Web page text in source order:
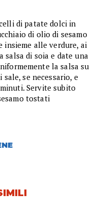
di patate dolci in
di olio di sesamo
alle verdure, ai
salsa di soia e date una
la salsa su
se necessario, e
Servite subito
tostati